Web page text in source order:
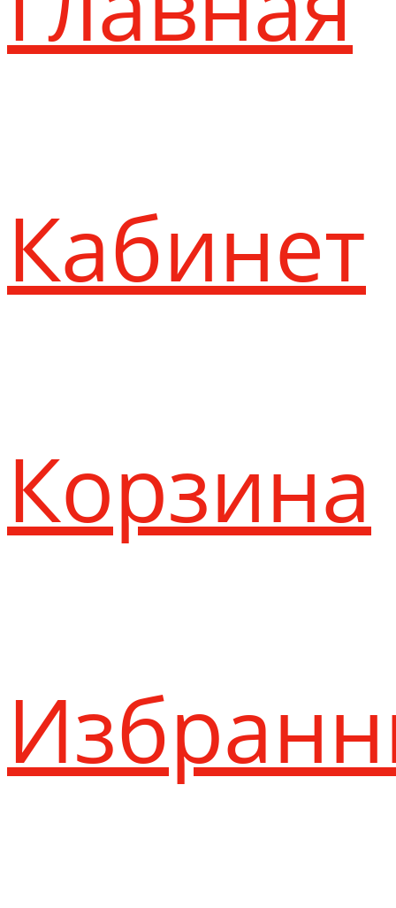
Кабинет
Корзина